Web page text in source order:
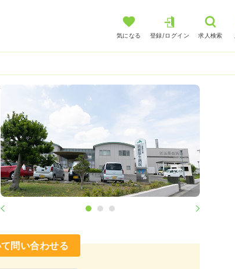
気になる 登録/ログイン 求人検索
問い合わせる